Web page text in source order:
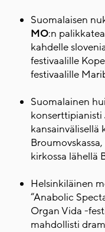
Suomalaisen
MO:n
kahdelle
festivaalille
festivaalille
Suomalainen
konserttipianisti
kansainvälisellä
kirkossa lähellä
Helsinkiläinen
“Anabolic
Organ Vida -
mahdollisti